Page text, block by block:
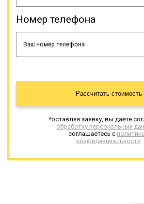
Номер телефона
Рассчитать стоимость
*оставляя заявку, вы даете
обработку персональных
соглашаетесь с
конфиденциальности